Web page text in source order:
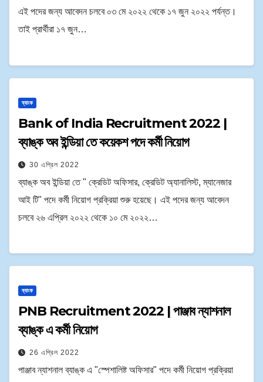
এই পদের জন্য আবেদন চলবে ০৩ মে ২০২২ থেকে ১৭ জুন ২০২২ পর্যন্ত।
তাই প্রার্থীরা ১৭ জুন…
ব্যাংক
Bank of India Recruitment 2022 |
ব্যাঙ্ক অব ইন্ডিয়া তে কয়েকশ পদে কর্মী নিয়োগ
30 এপ্রিল 2022
ব্যাঙ্ক অব ইন্ডিয়া তে " ক্রেডিট অফিসার, ক্রেডিট অ্যানালিস্ট, ম্যানেজার
আই টি" পদে কর্মী নিয়োগ প্রক্রিয়া শুরু হয়েছে। এই পদের জন্য আবেদন
চলবে ২৬ এপ্রিল ২০২২ থেকে ১০ মে ২০২২…
ব্যাংক
PNB Recruitment 2022 | পাঞ্জাব ন্যাশনাল
ব্যাঙ্ক এ কর্মী নিয়োগ
26 এপ্রিল 2022
পাঞ্জাব ন্যাশনাল ব্যাঙ্ক এ "স্পেশালিষ্ট অফিসার" পদে কর্মী নিয়োগ প্রক্রিয়া